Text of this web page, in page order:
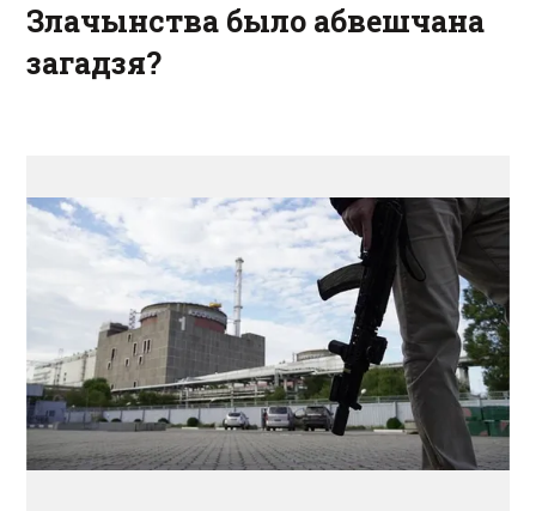
Злачынства было абвешчана
загадзя?